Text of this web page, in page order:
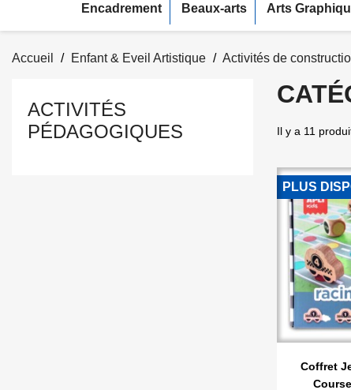
Encadrement Beaux-arts Arts
Accueil Enfant & Eveil Artistique Activités de
ACTIVITÉS
PÉDAGOGIQUES
Il y a 11

Coffret
PLUS